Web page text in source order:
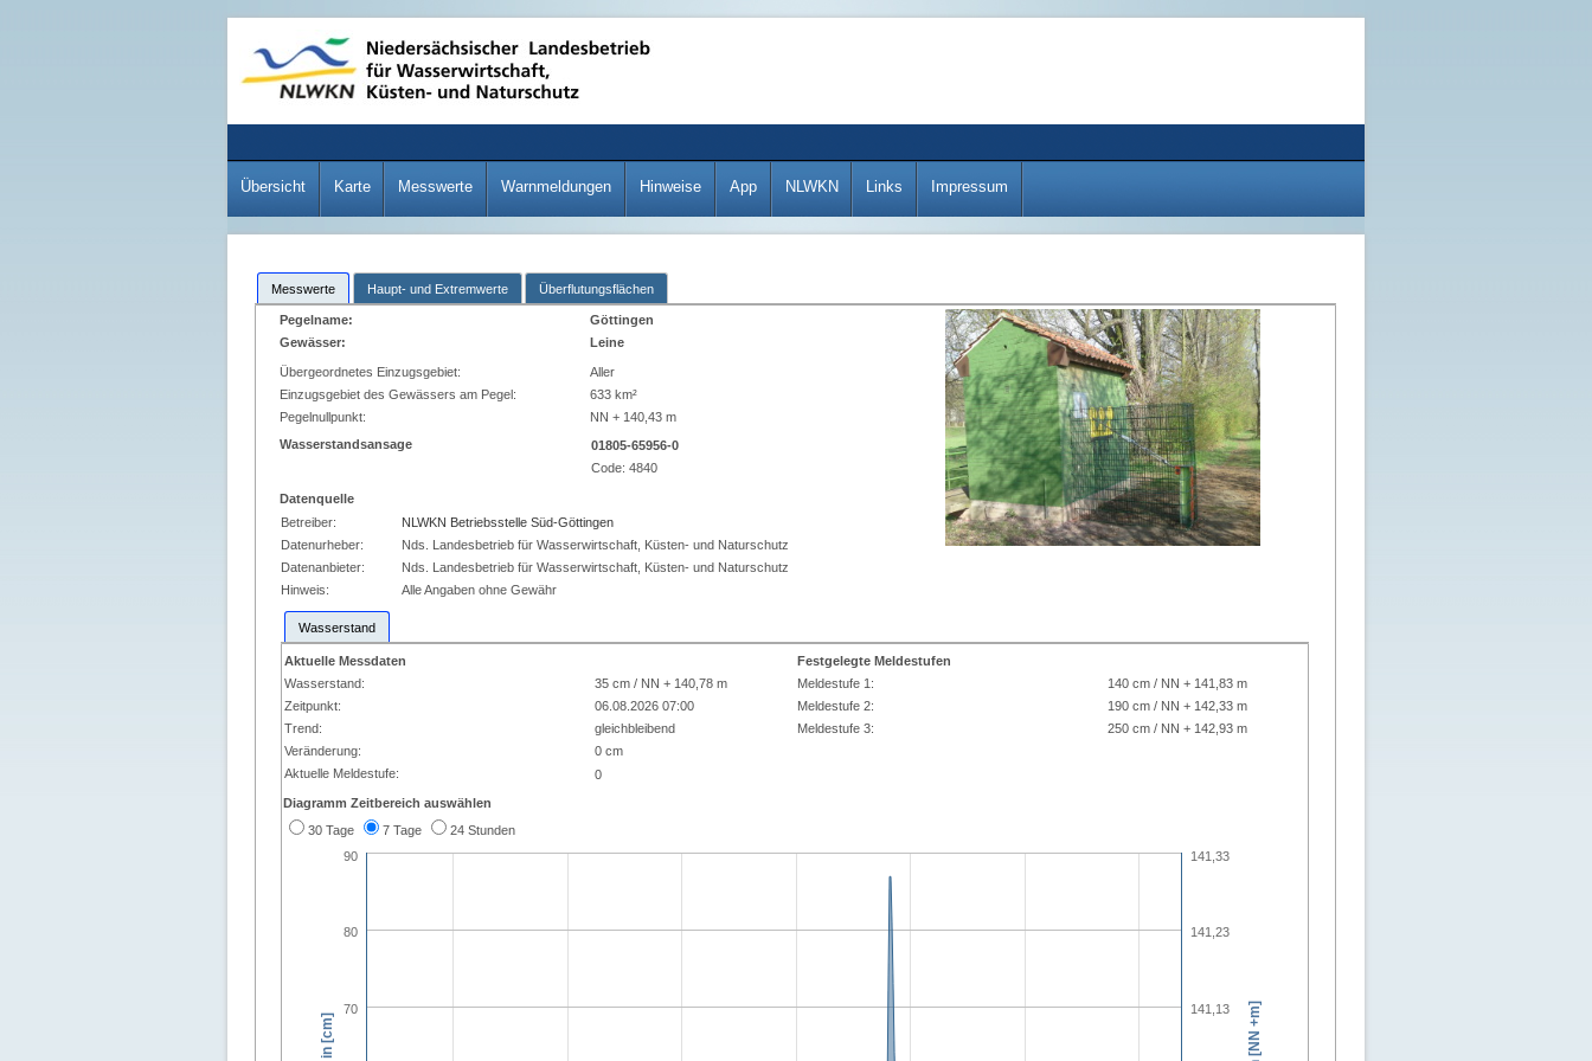
Übersicht Karte Messwerte Warnmeldungen Hinweise App NLWKN Links Impressum
Messwerte Haupt- und Extremwerte Überflutungsflächen
Pegelname:
Göttingen
Gewässer:
Leine
Übergeordnetes Einzugsgebiet:
Aller
Einzugsgebiet des Gewässers am Pegel:
633 km²
Pegelnullpunkt:
NN + 140,43 m
Wasserstandsansage
01805-65956-0
Code:4840
Datenquelle
Betreiber:
NLWKN Betriebsstelle Süd-Göttingen
Datenurheber:
Nds. Landesbetrieb für Wasserwirtschaft, Küsten- und Naturschutz
Datenanbieter:
Nds. Landesbetrieb für Wasserwirtschaft, Küsten- und Naturschutz
Hinweis:
Alle Angaben ohne Gewähr
Wasserstand
Aktuelle Messdaten
Wasserstand:
35 cm / NN + 140,78 m
Zeitpunkt:
06.08.2026 07:00
Trend:
gleichbleibend
Veränderung:
0 cm
Aktuelle Meldestufe:
0
Festgelegte Meldestufen
Meldestufe 1:
140 cm / NN + 141,83 m
Meldestufe 2:
190 cm / NN + 142,33 m
Meldestufe 3:
250 cm / NN + 142,93 m
Diagramm Zeitbereich auswählen
30 Tage
7 Tage 24 Stunden
70
80
90
141,13
141,23
141,33